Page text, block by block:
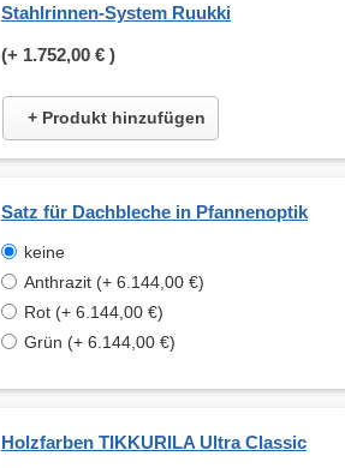
Stahlrinnen-System Ruukki
(+ 1.752,00 € )
+ Produkt hinzufügen
Satz für Dachbleche in Pfannenoptik
keine
Anthrazit (+ 6.144,00 €)
Rot (+ 6.144,00 €)
Grün (+ 6.144,00 €)
Holzfarben TIKKURILA Ultra Classic